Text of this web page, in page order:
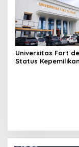
Universitas Fort
Status
Nomor 2108/K/